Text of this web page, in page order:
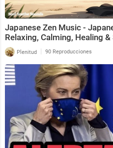
Japanese Zen Music -
Relaxing, Calming, Healing
Plenitud | 90 Reproducciones